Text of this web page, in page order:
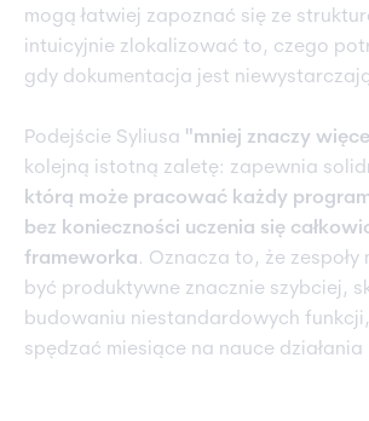
mogą łatwiej zapoznać się ze
intuicyjnie zlokalizować to, czego
gdy dokumentacja jest
Podejście Syliusa "mniej znaczy
kolejną istotną zaletę: zapewnia
którą może pracować każdy
bez konieczności uczenia się
frameworka. Oznacza to, że zespoły
być produktywne znacznie szybciej,
budowaniu niestandardowych
spędzać miesiące na nauce